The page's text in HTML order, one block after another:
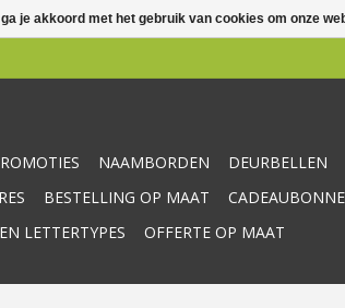
NAAMBORDEN DEURBELLEN
BESTELLING OP MAAT
LETTERTYPES
OFFERTE OP MAAT
je akkoord met het gebruik van cookies om onze